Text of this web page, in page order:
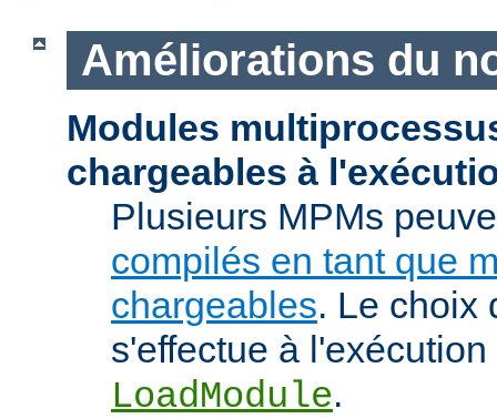
Améliorations du
Modules
chargeables à
Plusieurs MPMs
compilés en tant que
chargeables. Le choix
s'effectue à
LoadModule.